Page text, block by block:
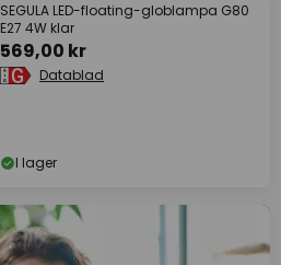
SEGULA LED-floating-globlampa G80
E27 4W klar
569,00 kr
Datablad
I lager